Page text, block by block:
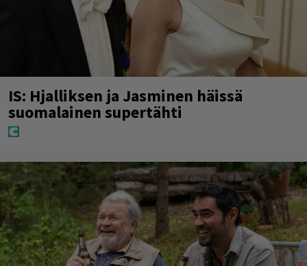
IS: Hjalliksen ja Jasminen häissä
suomalainen supertähti